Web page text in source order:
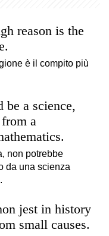
reason is the
è il compito più
a science,
a
non potrebbe
da una scienza
jest in history
small causes.